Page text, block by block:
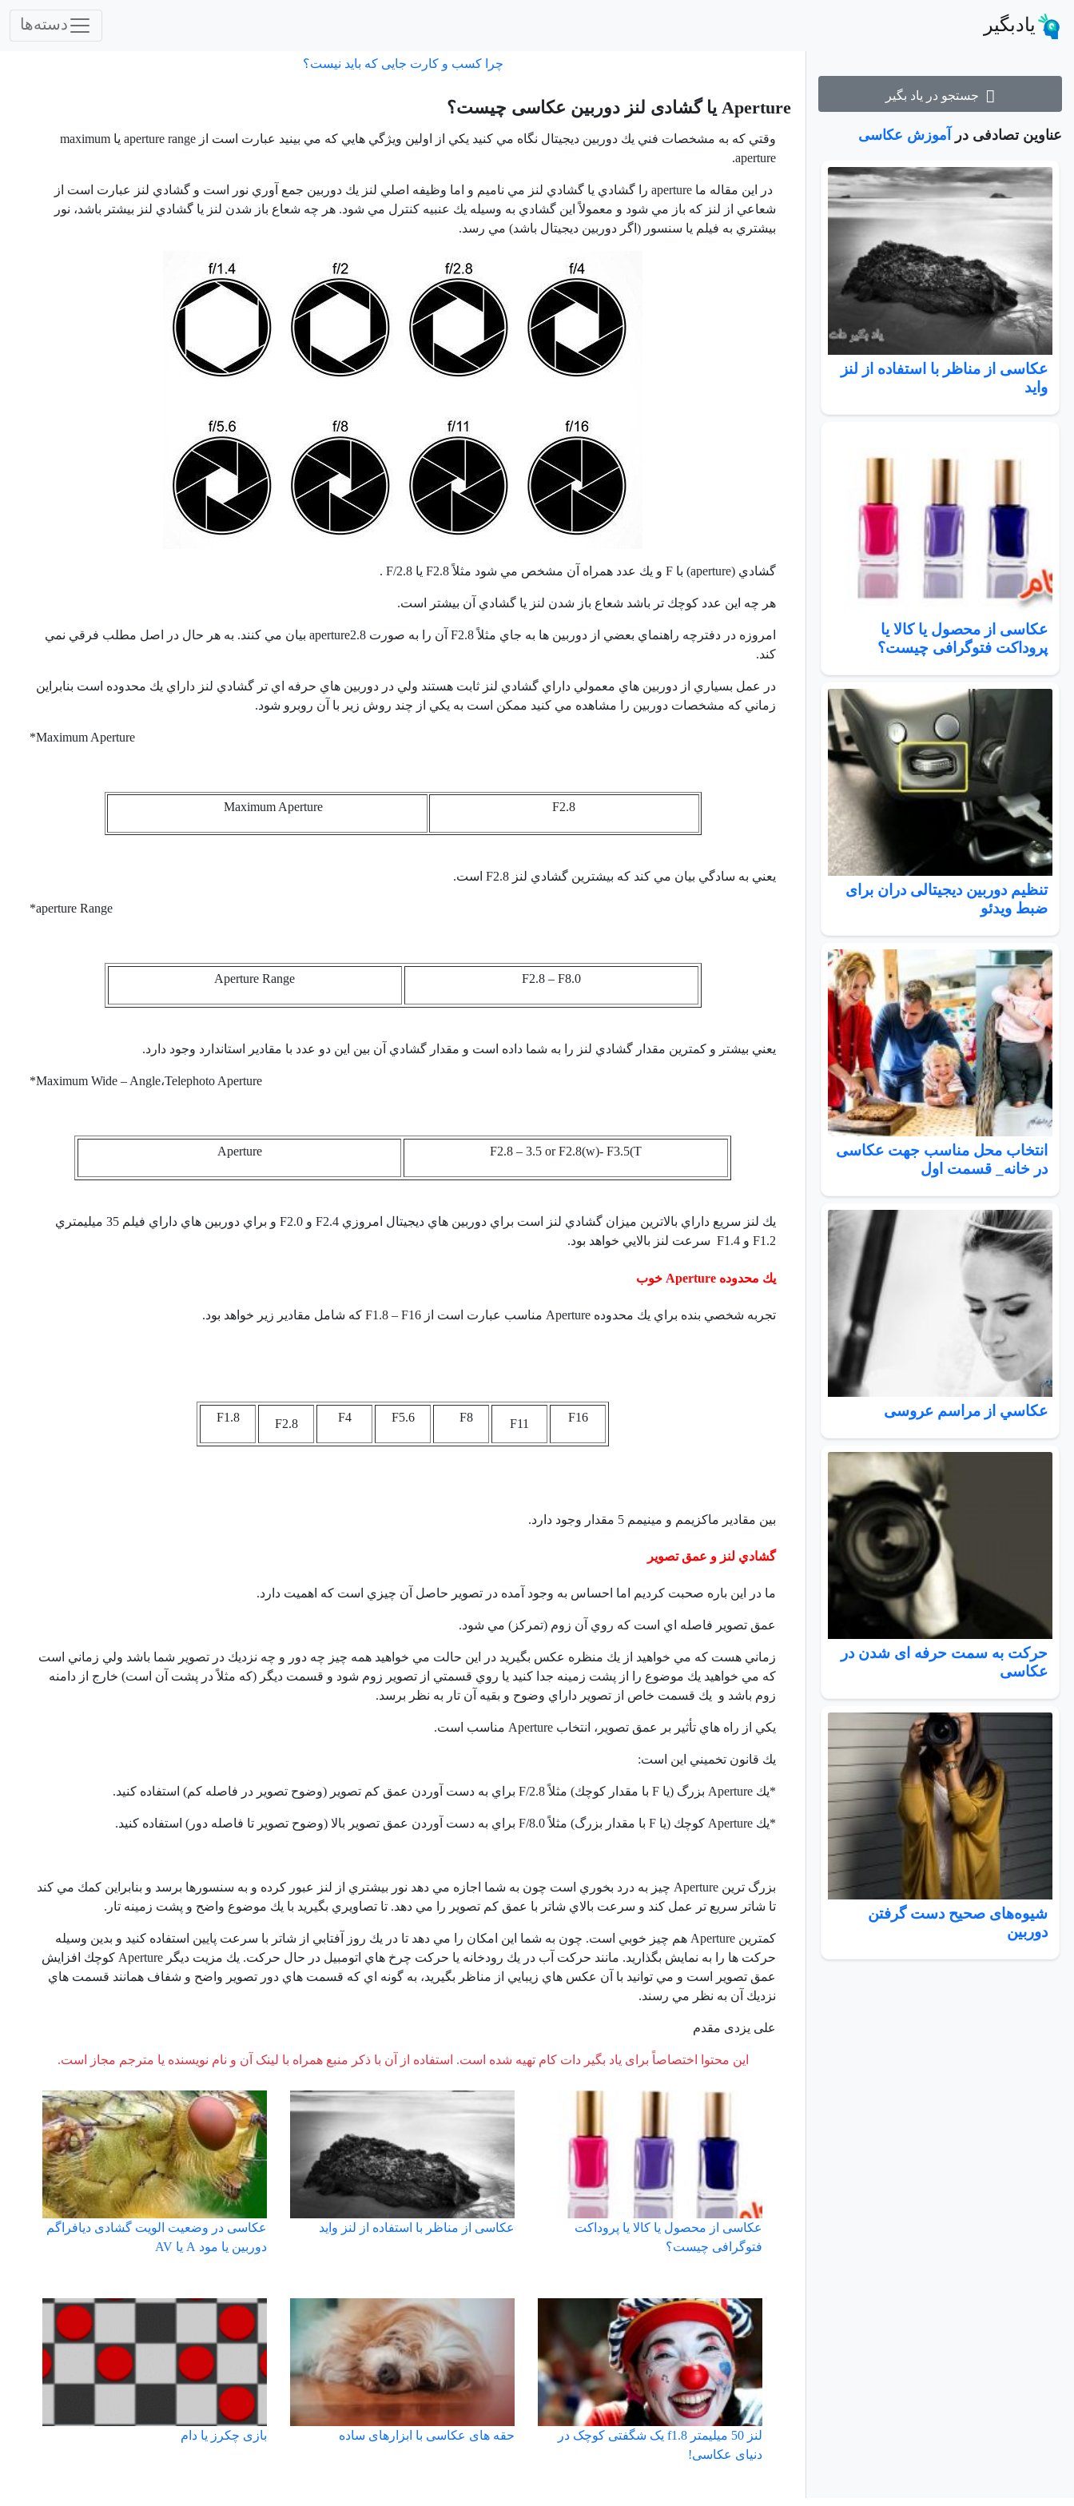
یادبگیر دسته‌ها
جستجو در یاد بگیر
عناوین تصادفی در آموزش عکاسی
عکاسی از مناظر با استفاده از لنز
واید
عکاسی از محصول یا کالا یا
پروداکت فتوگرافی چیست؟
تنظیم دوربین دیجیتالی دران برای
ضبط ویدئو
انتخاب محل مناسب جهت عکاسی
در خانه_ قسمت اول
عكاسي از مراسم عروسی
حرکت به سمت حرفه ای شدن در
عکاسی
شیوه‌های صحیح دست گرفتن
دوربین
چرا کسب و کارت جایی که باید نیست؟
Aperture یا گشادی لنز دوربین عکاسی چيست؟
وقتي كه به مشخصات فني يك دوربين ديجيتال نگاه مي كنيد يكي از اولين ويژگي هايي که مي بينيد عبارت است از aperture range يا maximum
aperture
.
در اين مقاله ما apertureرا گشادي يا گشادي لنز مي ناميم و اما وظيفه اصلي لنز يك دوربين جمع آوري نور است و گشادي لنز عبارت است از
شعاعي از لنز كه باز مي شود و معمولاً اين گشادي به وسيله يك عنبيه كنترل مي شود. هر چه شعاع باز شدن لنز يا گشادي لنز بيشتر باشد، نور
بيشتري به فيلم يا سنسور (اگر دوربين ديجيتال باشد) مي رسد.
گشادي (aperture) با Fو يك عدد همراه آن مشخص مي شود مثلاً F2.8يا F/2.8
.
هر چه اين عدد كوچك تر باشد شعاع باز شدن لنز يا گشادي آن بيشتر است.
امروزه در دفترچه راهنماي بعضي از دوربين ها به جاي مثلاً F2.8آن را به صورت aperture2.8 بيان مي كنند. به هر حال در اصل مطلب فرقي نمي
كند.
در عمل بسياري از دوربين هاي معمولي داراي گشادي لنز ثابت هستند ولي در دوربين هاي حرفه اي تر گشادي لنز داراي يك محدوده است بنابراين
زماني كه مشخصات دوربين را مشاهده مي كنيد ممكن است به يكي از چند روش زير با آن روبرو شود.
Maximum Aperture*
F2.8
Maximum Aperture
يعني به سادگي بيان مي كند كه بيشترين گشادي لنز F2.8است.
aperture Range*
F2.8– F8.0
Aperture Range
يعني بيشتر و كمترين مقدار گشادي لنز را به شما داده است و مقدار گشادي آن بين اين دو عدد با مقادير استاندارد وجود دارد.
Maximum Wide – Angle،Telephoto Aperture*
F2.8 – 3.5 or F2.8(w)- F3.5(T
Aperture
يك لنز سريع داراي بالاترين ميزان گشادي لنز است براي دوربين هاي ديجيتال امروزي F2.4و F2.0و براي دوربين هاي داراي فيلم 35 ميليمتري
F1.2و F1.4سرعت لنز بالايي خواهد بود.
يك محدوده Aperture خوب
تجربه شخصي بنده براي يك محدوده Aperture مناسب عبارت است از F1.8 – F16كه شامل مقادير زير خواهد بود.
F16
F11
F8
F5.6
F4
F2.8
F1.8
بين مقادير ماكزيمم و مينيمم 5 مقدار وجود دارد.
گشادي لنز و عمق تصوير
ما در اين باره صحبت كرديم اما احساس به وجود آمده در تصوير حاصل آن چيزي است كه اهميت دارد.
عمق تصوير فاصله اي است كه روي آن زوم (تمركز) مي شود.
زماني هست كه مي خواهيد از يك منظره عكس بگيريد در اين حالت مي خواهيد همه چيز چه دور و چه نزديك در تصوير شما باشد ولي زماني است
كه مي خواهيد يك موضوع را از پشت زمينه جدا كنيد يا روي قسمتي از تصوير زوم شود و قسمت ديگر (كه مثلاً در پشت آن است) خارج از دامنه
زوم باشد و يك قسمت خاص از تصوير داراي وضوح و بقيه آن تار به نظر برسد.
يكي از راه هاي تأثير بر عمق تصوير، انتخاب Aperture مناسب است.
يك قانون تخميني اين است:
*يك Aperture بزرگ (يا Fبا مقدار كوچك) مثلاًF/2.8براي به دست آوردن عمق كم تصوير (وضوح تصوير در فاصله كم) استفاده كنيد.
*يك Aperture كوچك (يا Fبا مقدار بزرگ) مثلاًF/8.0براي به دست آوردن عمق تصوير بالا (وضوح تصوير تا فاصله دور) استفاده كنيد.
بزرگ ترين Aperture چيز به درد بخوري است چون به شما اجازه مي دهد نور بيشتري از لنز عبور كرده و به سنسورها برسد و بنابراين كمك مي كند
تا شاتر سريع تر عمل كند و سرعت بالاي شاتر با عمق كم تصوير را مي دهد. تا تصاويري بگيريد با يك موضوع واضح و پشت زمينه تار.
كمترين Aperture هم چيز خوبي است. چون به شما اين امكان را مي دهد تا در يك روز آفتابي از شاتر با سرعت پايين استفاده كنيد و بدين وسيله
حركت ها را به نمايش بگذاريد. مانند حركت آب در يك رودخانه يا حركت چرخ هاي اتومبيل در حال حركت. يك مزيت ديگر Aperture كوچك افزايش
عمق تصوير است و مي توانيد با آن عكس هاي زيبايي از مناظر بگيريد، به گونه اي كه قسمت هاي دور تصوير واضح و شفاف همانند قسمت هاي
نزديك آن به نظر مي رسند.
علی یزدی مقدم
این محتوا اختصاصاً برای یاد بگیر دات کام تهیه شده است. استفاده از آن با ذکر منبع همراه با لینک آن و نام نویسنده یا مترجم مجاز است.
عکاسی از محصول یا کالا یا پروداکت
فتوگرافی چیست؟
عکاسی از مناظر با استفاده از لنز واید
عکاسی در وضعیت الویت گشادی دیافراگم
دوربین یا مود A یا AV
لنز 50 میلیمتر f1.8 یک شگفتی کوچک در
دنیای عکاسی!
حقه های عکاسی با ابزارهای ساده بازی چکرز یا دام